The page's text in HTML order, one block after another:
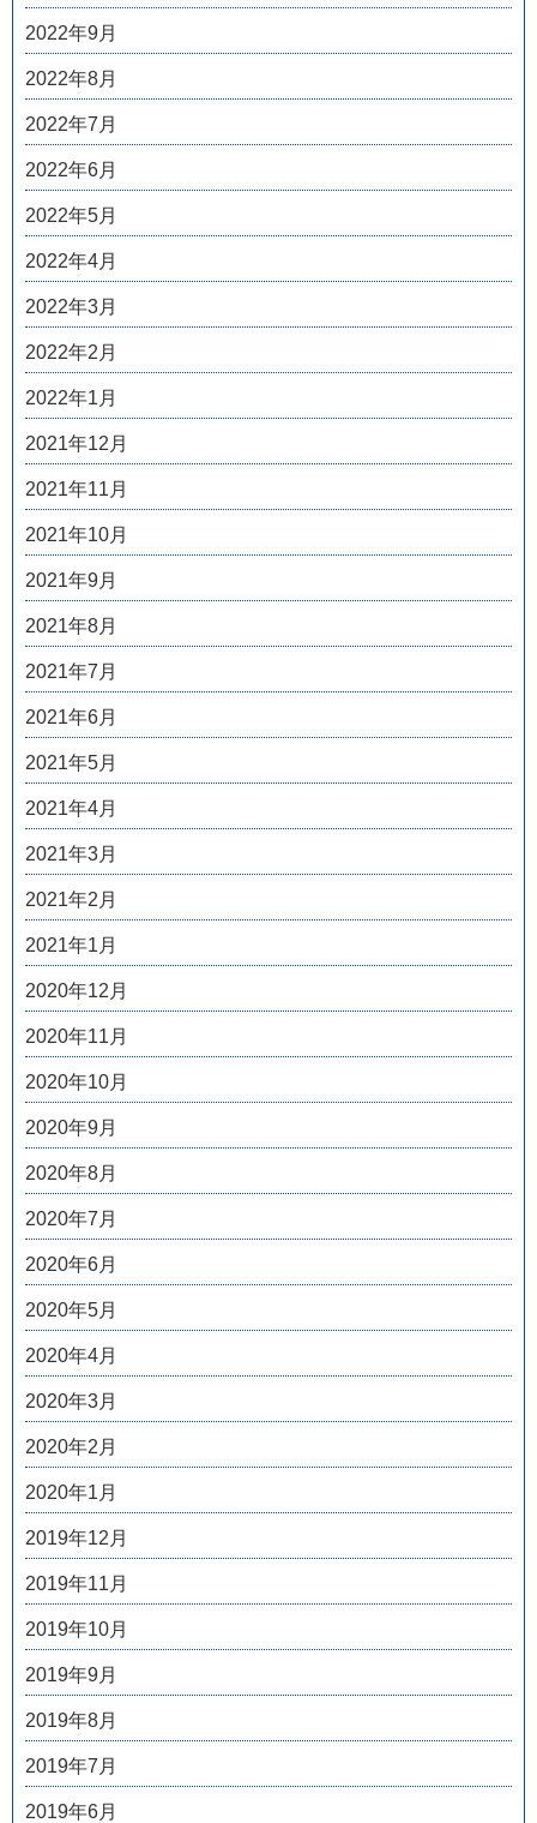
2022年9月
2022年8月
2022年7月
2022年6月
2022年5月
2022年4月
2022年3月
2022年2月
2022年1月
2021年12月
2021年11月
2021年10月
2021年9月
2021年8月
2021年7月
2021年6月
2021年5月
2021年4月
2021年3月
2021年2月
2021年1月
2020年12月
2020年11月
2020年10月
2020年9月
2020年8月
2020年7月
2020年6月
2020年5月
2020年4月
2020年3月
2020年2月
2020年1月
2019年12月
2019年11月
2019年10月
2019年9月
2019年8月
2019年7月
2019年6月